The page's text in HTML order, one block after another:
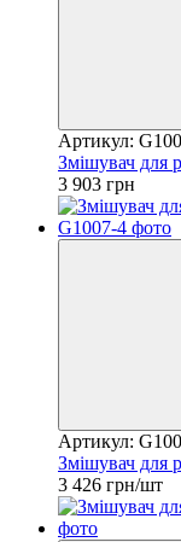
Артикул:
Змішувач для
3 903 грн
Артикул:
Змішувач для
3 426 грн/шт